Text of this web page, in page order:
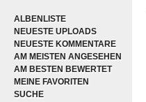
ALBENLISTE
NEUESTE UPLOADS
NEUESTE KOMMENTARE
AM MEISTEN ANGESEHEN
AM BESTEN BEWERTET
MEINE FAVORITEN
SUCHE